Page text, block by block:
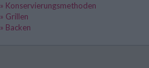
» Konservierungsmethoden
» Grillen
» Backen